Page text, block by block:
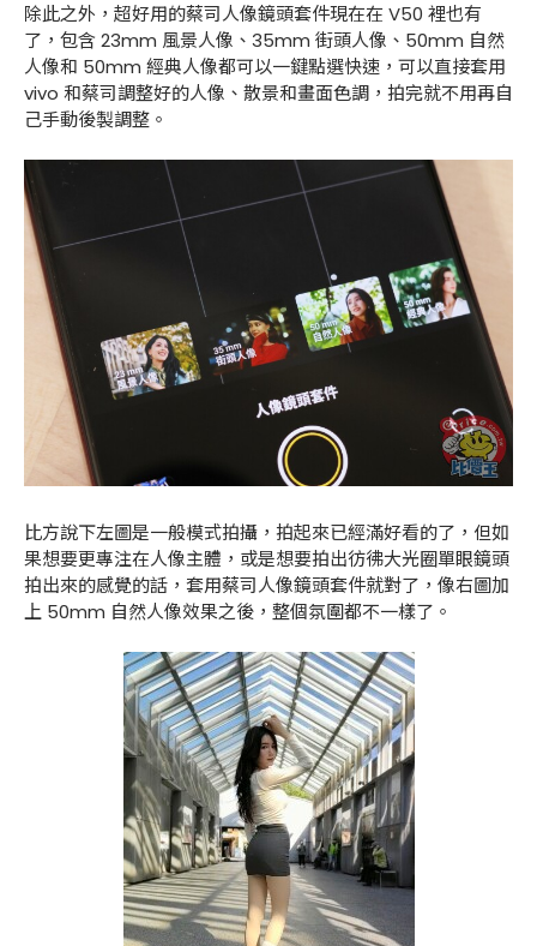
除此之外，超好用的蔡司人像鏡頭套件現在在 V50 裡也有
了，包含 23mm 風景人像、35mm 街頭人像、50mm 自然
人像和 50mm 經典人像都可以一鍵點選快速，可以直接套用
vivo 和蔡司調整好的人像、散景和畫面色調，拍完就不用再自
己手動後製調整。
比方說下左圖是一般模式拍攝，拍起來已經滿好看的了，但如
果想要更專注在人像主體，或是想要拍出彷彿大光圈單眼鏡頭
拍出來的感覺的話，套用蔡司人像鏡頭套件就對了，像右圖加
上 50mm 自然人像效果之後，整個氛圍都不一樣了。